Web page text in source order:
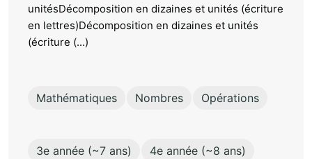
unitésDécomposition en dizaines et unités (écriture
en lettres)Décomposition en dizaines et unités
(écriture (...)
Mathématiques Nombres Opérations
3e année (~7 ans)
4e année (~8 ans)